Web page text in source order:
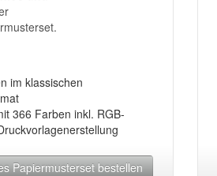
im klassischen
366 Farben inkl. RGB-
Papiermusterset bestellen